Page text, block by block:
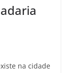
na cidade